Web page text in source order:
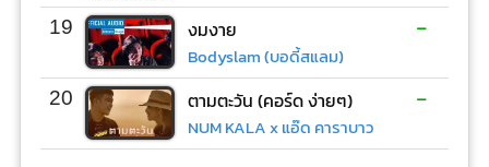
19 งมงาย
Bodyslam (บอดี้สแลม)
-
20 ตามตะวัน (คอร์ด ง่ายๆ)
NUM KALA x แอ๊ด คาราบาว
-